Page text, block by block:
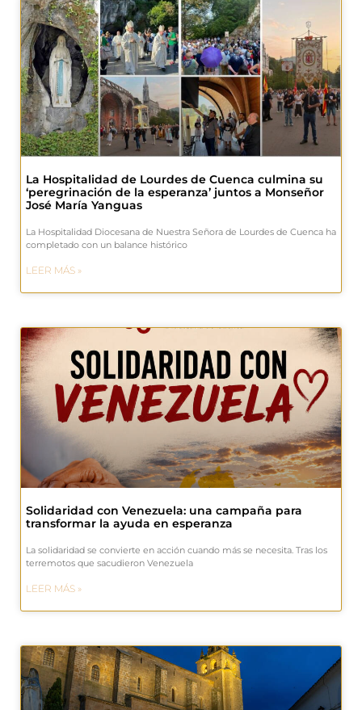
La Hospitalidad de Lourdes de Cuenca culmina su
‘peregrinación de la esperanza’ juntos a Monseñor
José María Yanguas
La Hospitalidad Diocesana de Nuestra Señora de Lourdes de Cuenca ha
completado con un balance histórico
LEER MÁS »
Solidaridad con Venezuela: una campaña para
transformar la ayuda en esperanza
La solidaridad se convierte en acción cuando más se necesita. Tras los
terremotos que sacudieron Venezuela
LEER MÁS »